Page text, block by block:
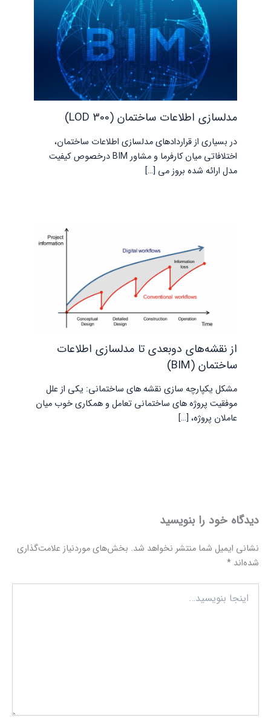
مدلسازی اطلاعات ساختمان (LOD 300)
در بسیاری از قراردادهای مدلسازی اطلاعات ساختمان،
اختلافاتی میان کارفرما و مشاور BIM درخصوص کیفیت
مدل ارائه شده بروز می […]
از نقشه‌های دوبعدی تا مدلسازی اطلاعات
ساختمان (BIM)
مشکل یکپارچه سازی نقشه های ساختمانی: یکی از علل
موفقیت پروژه های ساختمانی تعامل و همکاری خوب میان
عاملان پروژه، […]
دیدگاه‌ خود را بنویسید
نشانی ایمیل شما منتشر نخواهد شد. بخش‌های موردنیاز علامت‌گذاری
شده‌اند *
بنویسید…